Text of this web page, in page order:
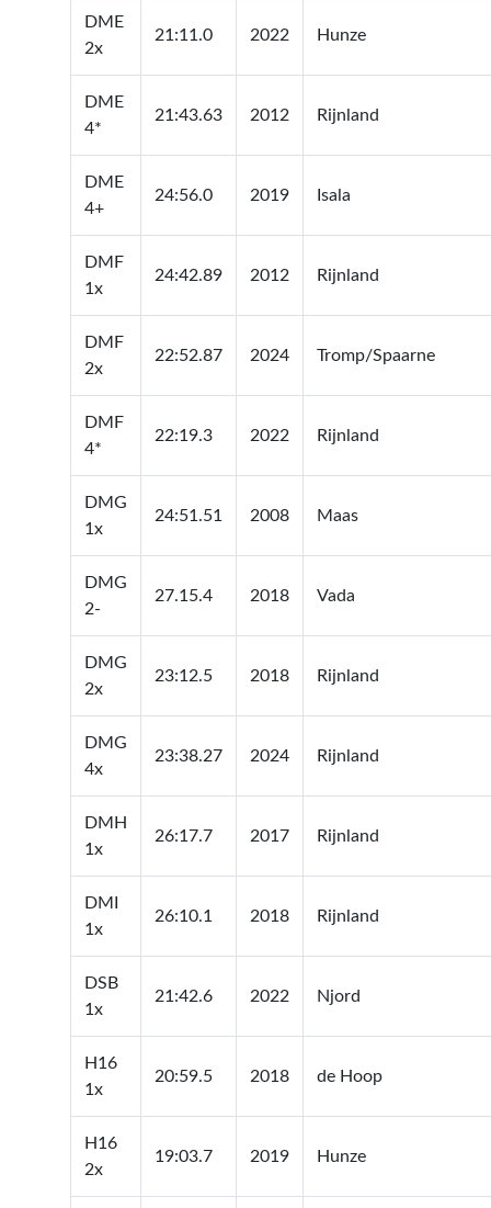
DME
2x
21:11.0 2022 Hunze
DME
4*
21:43.63 2012 Rijnland
DME
4+
24:56.0 2019 Isala
DMF
1x
24:42.89 2012 Rijnland
DMF
2x
22:52.87 2024 Tromp/Spaarne
DMF
4*
22:19.3 2022 Rijnland
DMG
1x
24:51.51 2008 Maas
DMG
2-
27.15.4 2018 Vada
DMG
2x
23:12.5 2018 Rijnland
DMG
4x
23:38.27 2024 Rijnland
DMH
1x
26:17.7 2017 Rijnland
DMI
1x
26:10.1 2018 Rijnland
DSB
1x
21:42.6 2022 Njord
H16
1x
20:59.5 2018 de Hoop
H16
2x
19:03.7 2019 Hunze